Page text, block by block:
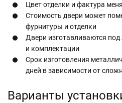
Цвет отделки и фактура
Стоимость двери может
фурнитуры и отделки
Двери изготавливаются
и комплектации
Срок изготовления
дней в зависимости от
Варианты